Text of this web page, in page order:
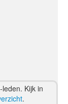
Kijk in
.